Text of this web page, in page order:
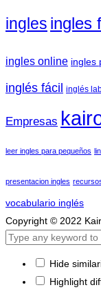
ingles ingles
ingles online ingles
inglés fácil inglés
Empresas
leer ingles para pequeños
presentacion ingles
vocabulario inglés
Copyright © 2022
Hide
Highlight